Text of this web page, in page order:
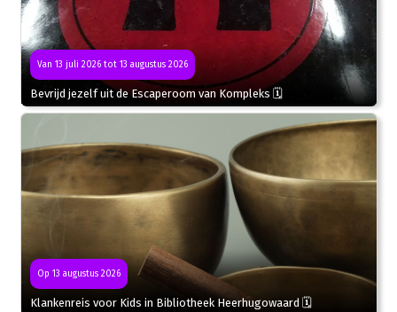
Van 13 juli 2026 tot 13 augustus 2026
Bevrijd jezelf uit de Escaperoom van Kompleks 🗓
Op 13 augustus 2026
Klankenreis voor Kids in Bibliotheek Heerhugowaard 🗓